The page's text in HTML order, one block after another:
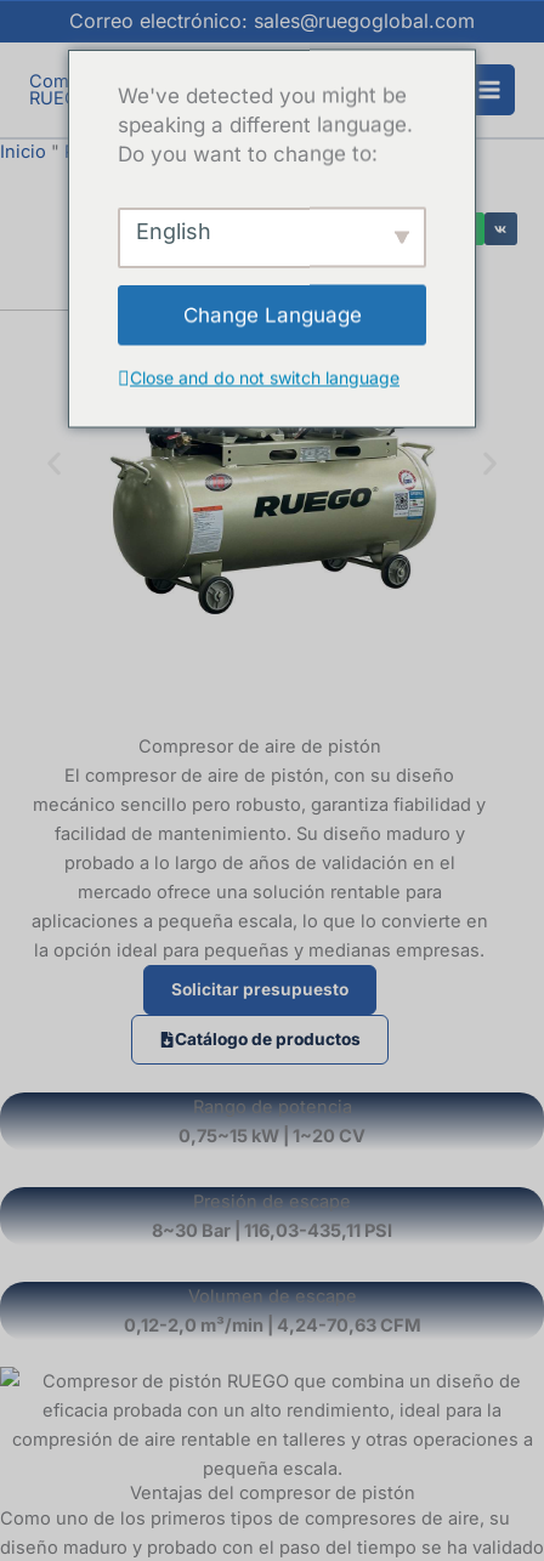
al
contenido
Correo electrónico: sales@ruegoglobal.com
Inicio " Productos "Compresor de pistón
Compresor de aire de pistón
El compresor de aire de pistón, con su diseño
mecánico sencillo pero robusto, garantiza fiabilidad y
facilidad de mantenimiento. Su diseño maduro y
probado a lo largo de años de validación en el
mercado ofrece una solución rentable para
aplicaciones a pequeña escala, lo que lo convierte en
la opción ideal para pequeñas y medianas empresas.
Solicitar presupuesto
Catálogo de productos
Rango de potencia
0,75~15 kW | 1~20 CV
Presión de escape
8~30 Bar | 116,03-435,11 PSI
Volumen de escape
0,12-2,0 m³/min | 4,24-70,63 CFM
Ventajas del compresor de pistón
Como uno de los primeros tipos de compresores de aire, su
diseño maduro y probado con el paso del tiempo se ha validado
We've detected you might be
speaking a different language.
Do you want to change to:
English
Change Language
Close and do not switch language